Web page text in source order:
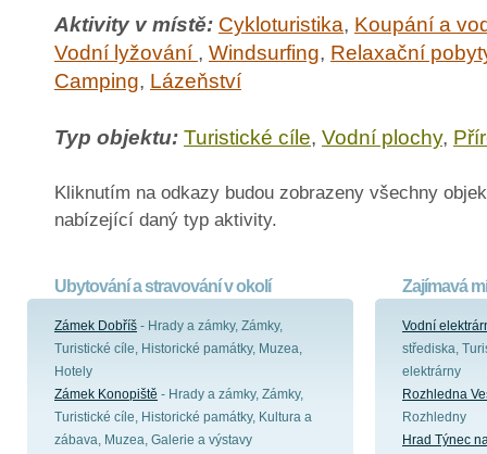
Aktivity v místě: Cykloturistika, Koupání a
Vodní lyžování , Windsurfing, Relaxační
Camping, Lázeňství
Typ objektu: Turistické cíle, Vodní plochy,
Kliknutím na odkazy budou zobrazeny všechny
nabízející daný typ aktivity.
Ubytování a stravování v okolí
Zámek Dobříš - Hrady a zámky, Zámky,
Turistické cíle, Historické památky, Muzea,
Hotely
Zámek Konopiště - Hrady a zámky, Zámky,
Turistické cíle, Historické památky, Kultura a
zábava, Muzea, Galerie a výstavy
Zajímavá
Vodní
střediska,
elektrárny
Rozhledna
Rozhledny
Hrad Týnec